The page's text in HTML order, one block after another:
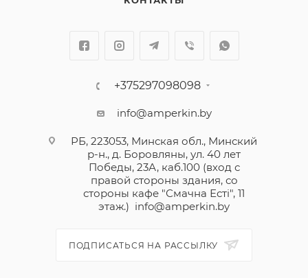
+375297098098
info@amperkin.by
РБ, 223053, Минская обл., Минский
р-н., д. Боровляны, ул. 40 лет
Победы, 23А, каб.100 (вход с
правой стороны здания, со
стороны кафе "Смачна Естi", 11
этаж.) info@amperkin.by
ПОДПИСАТЬСЯ НА РАССЫЛКУ